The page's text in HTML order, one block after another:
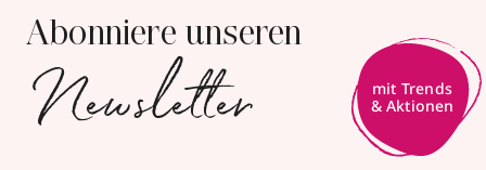
Abonniere unseren
Newsletter